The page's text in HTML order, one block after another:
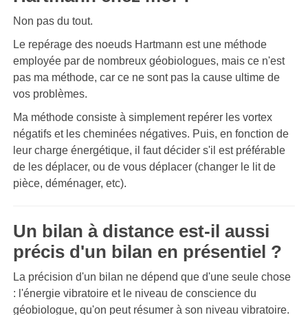
Non pas du tout.
Le repérage des noeuds Hartmann est une méthode
employée par de nombreux géobiologues, mais ce n'est
pas ma méthode, car ce ne sont pas la cause ultime de
vos problèmes.
Ma méthode consiste à simplement repérer les vortex
négatifs et les cheminées négatives. Puis, en fonction de
leur charge énergétique, il faut décider s'il est préférable
de les déplacer, ou de vous déplacer (changer le lit de
pièce, déménager, etc).
Un bilan à distance est-il aussi
précis d'un bilan en présentiel ?
La précision d'un bilan ne dépend que d'une seule chose
: l'énergie vibratoire et le niveau de conscience du
géobiologue, qu'on peut résumer à son niveau vibratoire.